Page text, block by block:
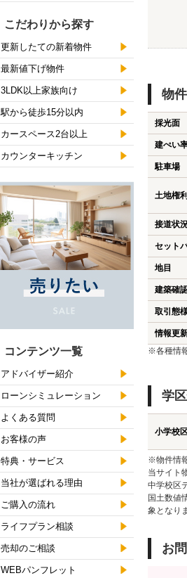
物
採光面
建ぺい
駐車場
土地権
接道状
セット
地目
建築確
取引態
情報更
※各種情
学
小学校
※物件情
当サイト
中学校区
国土数値
象となり
お
こだわりから探す
更新したての新着物件
最新値下げ物件
3LDK以上家族向け
駅から徒歩15分以内
カースペース2台以上
カウンターキッチン
コンテンツ一覧
アドバイザー紹介
ローンシミュレーション
よくある質問
お客様の声
特典・サービス
当社が選ばれる理由
ご購入の流れ
ライフプラン相談
売却のご相談
WEBパンフレット